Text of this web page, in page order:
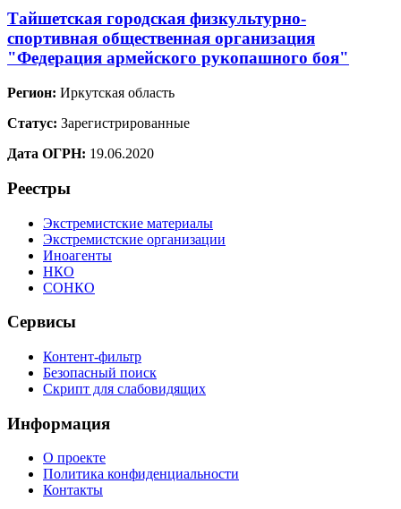
Тайшетская городская физкультурно-
спортивная общественная организация
"Федерация армейского рукопашного боя"
Регион: Иркутская область
Статус: Зарегистрированные
Дата ОГРН: 19.06.2020
Реестры
Экстремистские материалы
Экстремистские организации
Иноагенты
НКО
СОНКО
Сервисы
Контент-фильтр
Безопасный поиск
Скрипт для слабовидящих
Информация
О проекте
Политика конфиденциальности
Контакты